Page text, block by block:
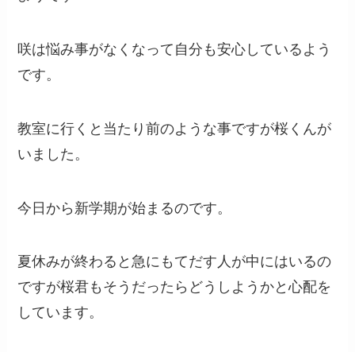
咲は悩み事がなくなって自分も安心しているよう
です。
教室に行くと当たり前のような事ですが桜くんが
いました。
今日から新学期が始まるのです。
夏休みが終わると急にもてだす人が中にはいるの
ですが桜君もそうだったらどうしようかと心配を
しています。